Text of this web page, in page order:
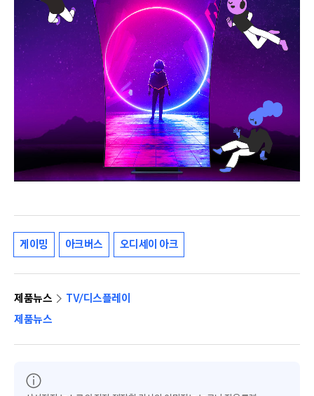
게이밍 아크버스 오디세이 아크
제품뉴스
TV/디스플레이
제품뉴스